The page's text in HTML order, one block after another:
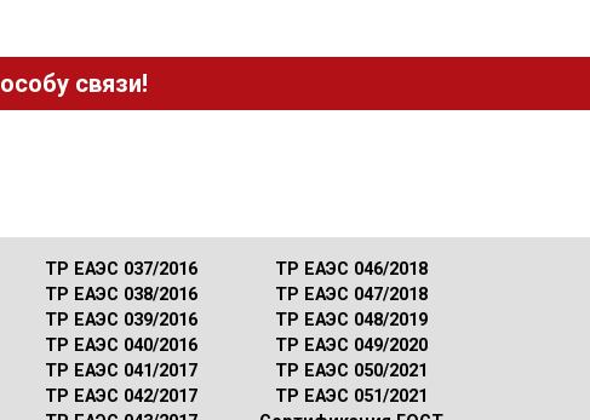
связи!
ТР ЕАЭС 037/2016
ТР ЕАЭС 038/2016
ТР ЕАЭС 039/2016
ТР ЕАЭС 040/2016
ТР ЕАЭС 041/2017
ТР ЕАЭС 042/2017
ТР ЕАЭС 046/2018
ТР ЕАЭС 047/2018
ТР ЕАЭС 048/2019
ТР ЕАЭС 049/2020
ТР ЕАЭС 050/2021
ТР ЕАЭС 051/2021